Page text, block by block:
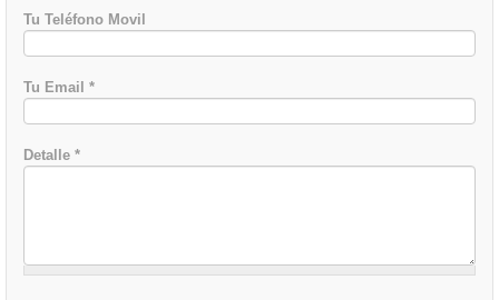
Tu Teléfono Movil
Tu Email *
Detalle *